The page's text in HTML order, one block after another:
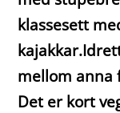
klassesett
mellom anna
Det er kort